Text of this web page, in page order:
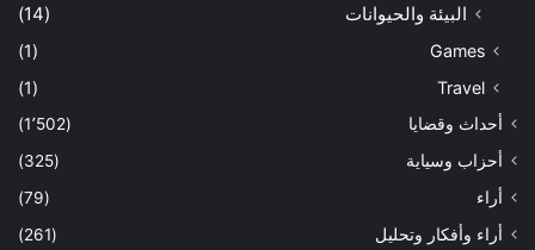
البيئة والحيوانات (14)
Games
(1)
Travel
(1)
أحداث وقضايا
(1٬502)
أحزاب وسياية
(325)
أراء
(79)
أراء وأفكار وتحليل
(261)